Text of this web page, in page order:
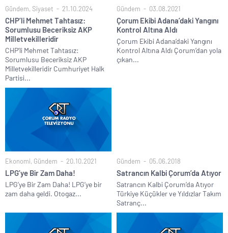
Gündem, Siyaset 21.10.2024
CHP’li Mehmet Tahtasız:
Sorumlusu Beceriksiz AKP
Milletvekilleridir
CHP’li Mehmet Tahtasız:
Sorumlusu Beceriksiz AKP
Milletvekilleridir Cumhuriyet Halk
Partisi...
Gündem 03.08.2021
Çorum Ekibi Adana’daki Yangını
Kontrol Altına Aldı
Çorum Ekibi Adana’daki Yangını
Kontrol Altına Aldı Çorum’dan yola
çıkan...
Ekonomi, Gündem 20.10.2021
LPG’ye Bir Zam Daha!
LPG’ye Bir Zam Daha! LPG’ye bir
zam daha geldi. Otogaz...
Gündem 05.06.2018
Satrancın Kalbi Çorum’da Atıyor
Satrancın Kalbi Çorum’da Atıyor
Türkiye Küçükler ve Yıldızlar Takım
Satranç...